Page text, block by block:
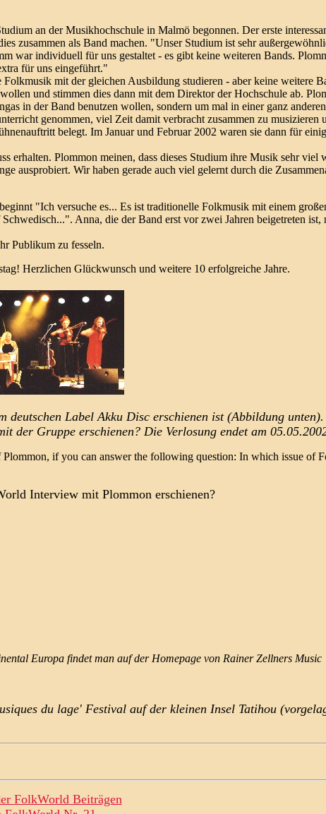
an der Musikhochschule in Malmö begonnen. Der erste
zusammen als Band machen. "Unser Studium ist sehr
war individuell für uns gestaltet - es gibt keine weiteren Bands.
für uns eingeführt."
mit der gleichen Ausbildung studieren - aber keine weitere
und stimmen dies dann mit dem Direktor der Hochschule ab.
in der Band benutzen wollen, sondern um mal in einer ganz
genommen, viel Zeit damit verbracht zusammen zu musizieren
belegt. Im Januar und Februar 2002 waren sie dann für
erhalten. Plommon meinen, dass dieses Studium ihre Musik sehr viel
ausprobiert. Wir haben gerade auch viel gelernt durch die
"Ich versuche es... Es ist traditionelle Folkmusik mit einem
Anna, die der Band erst vor zwei Jahren beigetreten ist,
Publikum zu fesseln.
Herzlichen Glückwunsch und weitere 10 erfolgreiche Jahre.
Label Akku Disc erschienen ist (Abbildung
der Gruppe erschienen? Die Verlosung endet am
if you can answer the following question: In which issue of
Interview mit Plommon erschienen?
Europa findet man auf der Homepage von Rainer Zellners Music
du lage' Festival auf der kleinen Insel Tatihou
FolkWorld Beiträgen